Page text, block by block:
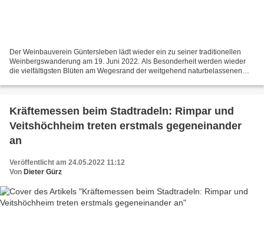
Der Weinbauverein Güntersleben lädt wieder ein zu seiner traditionellen
Weinbergswanderung am 19. Juni 2022. Als Besonderheit werden wieder
die vielfältigsten Blüten am Wegesrand der weitgehend naturbelassenen
Kräftemessen beim Stadtradeln: Rimpar und
Veitshöchheim treten erstmals gegeneinander
an
Veröffentlicht am 24.05.2022 11:12
Von Dieter Gürz